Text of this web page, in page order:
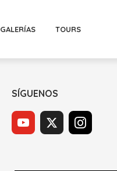
GALERÍAS TOURS
SÍGUENOS